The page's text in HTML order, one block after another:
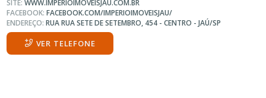
SITE:WWW.IMPERIOIMOVEISJAU.COM.BR
FACEBOOK:FACEBOOK.COM/IMPERIOIMOVEISJAU/
ENDEREÇO:RUA RUA SETE DE SETEMBRO, 454 - CENTRO - JAÚ/SP
VER TELEFONE